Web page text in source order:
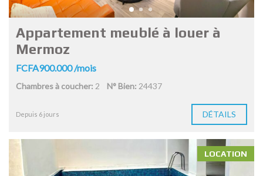
Appartement meublé à louer à
Mermoz
FCFA900.000 /mois
Chambres à coucher: 2 N° Bien: 24437
Depuis 6 jours DÉTAILS
LOCATION